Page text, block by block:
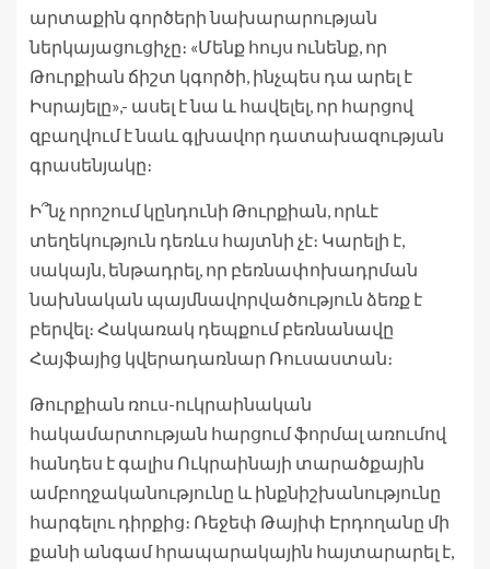
արտաքին գործերի նախարարության
ներկայացուցիչը։ «Մենք հույս ունենք, որ
Թուրքիան ճիշտ կգործի, ինչպես դա արել է
Իսրայելը»,- ասել է նա և հավելել, որ հարցով
զբաղվում է նաև գլխավոր դատախազության
գրասենյակը։
Ի՞նչ որոշում կընդունի Թուրքիան, որևէ
տեղեկություն դեռևս հայտնի չէ։ Կարելի է,
սակայն, ենթադրել, որ բեռնափոխադրման
նախնական պայմնավորվածություն ձեռք է
բերվել։ Հակառակ դեպքում բեռնանավը
Հայֆայից կվերադառնար Ռուսաստան։
Թուրքիան ռուս-ուկրաինական
հակամարտության հարցում ֆորմալ առումով
հանդես է գալիս Ուկրաինայի տարածքային
ամբողջականությունը և ինքնիշխանությունը
հարգելու դիրքից։ Ռեջեփ Թայիփ Էրդողանը մի
քանի անգամ հրապարակային հայտարարել է,